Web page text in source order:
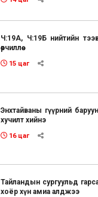
Ч:19А, Ч:19Б нийтийн
өөрчиллөө
15 цаг
Энхтайваны гүүрний
хучилт хийнэ
16 цаг
Тайландын сургуульд
хоёр хүн амиа алджээ